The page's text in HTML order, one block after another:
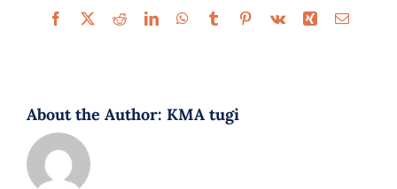
Facebook
X RedditLinkedInWhatsApp
TumblrPinterest
Vk Xing Email
About the Author: KMA tugi